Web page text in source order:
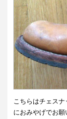
こちらはチェス
におみやげでお